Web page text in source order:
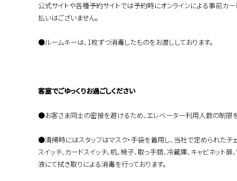
公式サイトや各種予約サイトでは予約時にオンラインによる事前カ
払いはございません。
●ルームキーは、1枚ずつ消毒したものをお渡ししております。
客室でごゆっくりお過ごしください
●お客さま同士の密接を避けるため、エレベーター利用人数の制限
●清掃時にはスタッフはマスク・手袋を着用し、当社で定められたチ
スイッチ、カードスイッチ、机、椅子、取っ手類、冷蔵庫、キャビネット
液にて拭き取りによる消毒を行っております。